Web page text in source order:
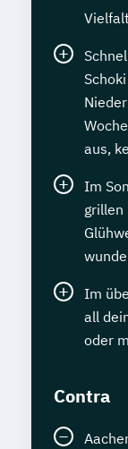
Vielfalt
aus,
Im
grillen
Im
all
oder
Contra